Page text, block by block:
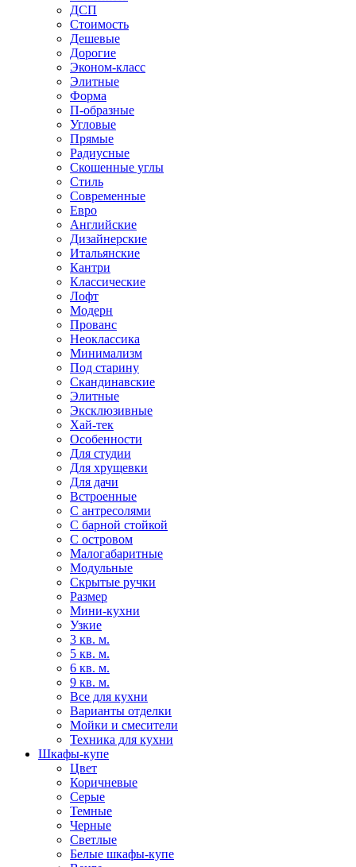
ДСП
Стоимость
Дешевые
Дорогие
Эконом-класс
Элитные
Форма
П-образные
Угловые
Прямые
Радиусные
Скошенные углы
Стиль
Современные
Евро
Английские
Дизайнерские
Итальянские
Кантри
Классические
Лофт
Модерн
Прованс
Неоклассика
Минимализм
Под старину
Скандинавские
Элитные
Эксклюзивные
Хай-тек
Особенности
Для студии
Для хрущевки
Для дачи
Встроенные
С антресолями
С барной стойкой
С островом
Малогабаритные
Модульные
Скрытые ручки
Размер
Мини-кухни
Узкие
3 кв. м.
5 кв. м.
6 кв. м.
9 кв. м.
Все для кухни
Варианты отделки
Мойки и смесители
Техника для кухни
Шкафы-купе
Цвет
Коричневые
Серые
Темные
Черные
Светлые
Белые шкафы-купе